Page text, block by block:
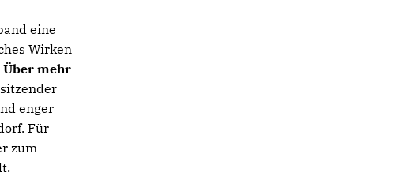
eine
Wirken
Über mehr
enger
Für
zum